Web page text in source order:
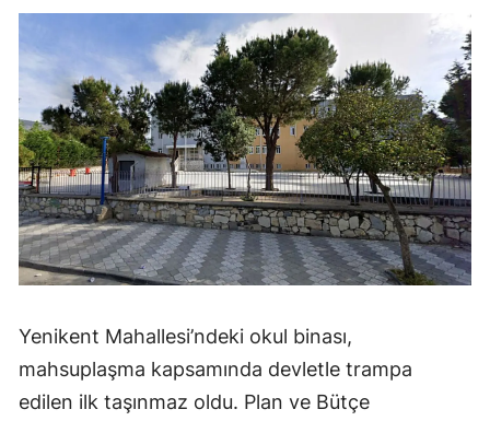
Yenikent Mahallesi’ndeki okul binası,
mahsuplaşma kapsamında devletle trampa
edilen ilk taşınmaz oldu. Plan ve Bütçe